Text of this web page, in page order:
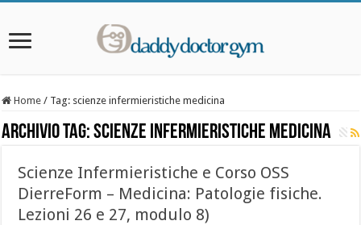
Home / Tag: scienze infermieristiche medicina
Archivio Tag:scienze infermieristiche medicina
Scienze Infermieristiche e Corso OSS
DierreForm – Medicina: Patologie fisiche.
Lezioni 26 e 27, modulo 8)